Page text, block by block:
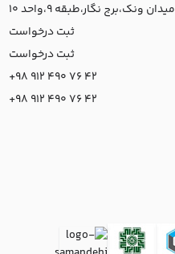
میدان ونک،برج نگار،طبقه 9،واحد 10
ثبت درخواست
ثبت درخواست
+98 912 490 76 42
+98 912 490 76 42